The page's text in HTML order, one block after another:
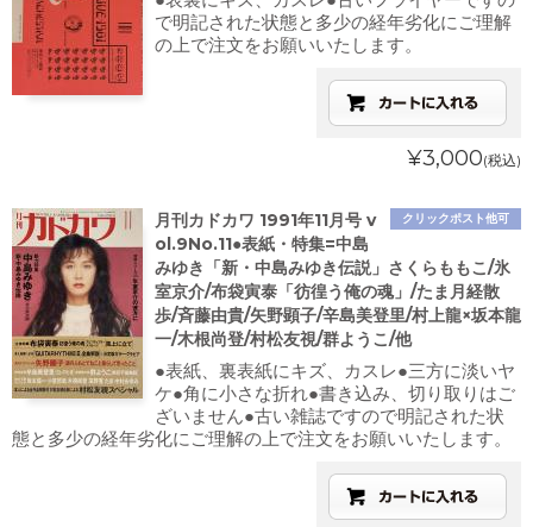
で明記された状態と多少の経年劣化にご理解
の上で注文をお願いいたします。
¥3,000(税込)
クリックポスト他可
月刊カドカワ 1991年11月号 v
ol.9No.11●表紙・特集=中島
みゆき「新・中島みゆき伝説」さくらももこ/氷
室京介/布袋寅泰「彷徨う俺の魂」/たま月経散
歩/斉藤由貴/矢野顕子/辛島美登里/村上龍×坂本龍
一/木根尚登/村松友視/群ようこ/他
●表紙、裏表紙にキズ、カスレ●三方に淡いヤ
ケ●角に小さな折れ●書き込み、切り取りはご
ざいません●古い雑誌ですので明記された状
態と多少の経年劣化にご理解の上で注文をお願いいたします。